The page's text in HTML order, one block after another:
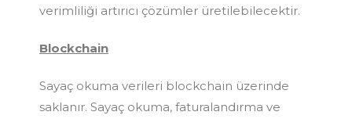
verimliliği artırıcı çözümler üretilebilecektir.
Blockchain
Sayaç okuma verileri blockchain üzerinde
saklanır. Sayaç okuma, faturalandırma ve